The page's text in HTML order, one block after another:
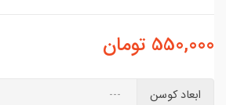
550,000 تومان
ابعاد کوسن